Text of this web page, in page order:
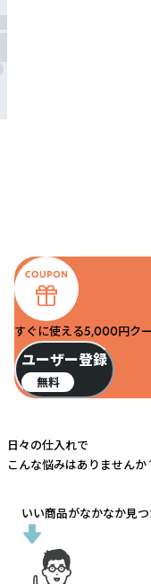
すぐに使える5,000円ク
ユーザー登録
無料
日々の仕入れで
こんな悩みはありませんか
いい商品がなかなか見